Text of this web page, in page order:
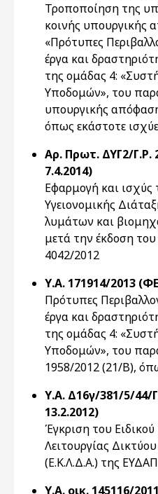
Τροποποίηση της
κοινής υπουργικής
«Πρότυπες
έργα και
της ομάδας 4:
Υποδομών», του
υπουργικής
όπως εκάστοτε
Αρ. Πρωτ. ΔΥΓ2/Γ.Ρ.
7.4.2014)
Εφαρμογή και
Υγειονομικής
λυμάτων και
μετά την έκδοση
4042/2012
Υ.Α. 171914/2013
Πρότυπες
έργα και
της ομάδας 4:
Υποδομών», του
1958/2012 (21/Β),
Υ.Α. Δ16γ/381/5/44/
13.2.2012)
Έγκριση του
Λειτουργίας
(Ε.Κ.Λ.Δ.Α.) της
Υ.Α. οικ. 145116/